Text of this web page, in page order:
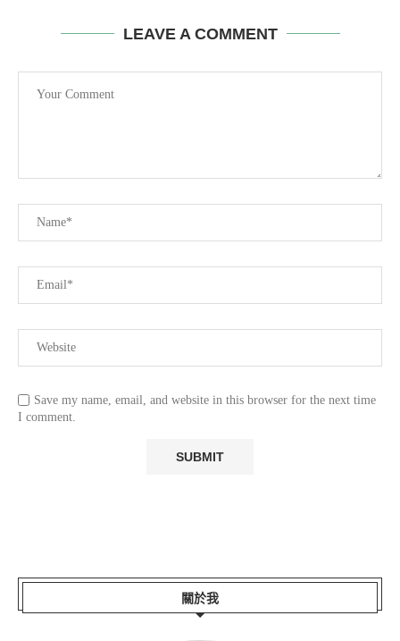
LEAVE A COMMENT
Save my name, email, and website in this browser for the next time
I comment.
關於我